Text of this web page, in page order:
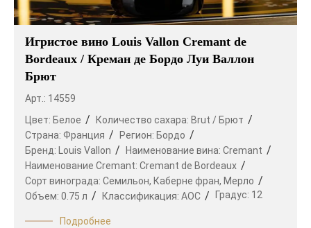
Игристое вино Louis Vallon Cremant de
Bordeaux / Креман де Бордо Луи Валлон
Брют
Арт.: 14559
Цвет: Белое Количество сахара: Brut / Брют
Страна: Франция Регион: Бордо
Бренд: Louis Vallon Наименование вина: Cremant
Наименование Cremant: Cremant de Bordeaux
Сорт винограда: Семильон, Каберне фран, Мерло
Объем: 0.75 л Классификация: AOC Градус: 12
Подробнее